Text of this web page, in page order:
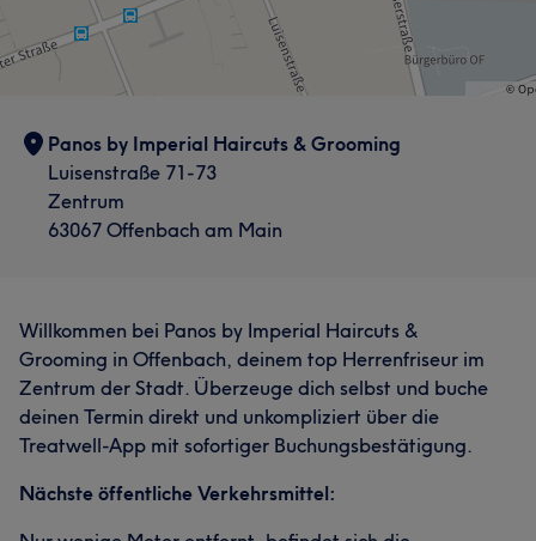
Panos by Imperial Haircuts & Grooming
Luisenstraße 71-73
Zentrum
63067 Offenbach am Main
Willkommen bei Panos by Imperial Haircuts &
Grooming in Offenbach, deinem top Herrenfriseur im
Zentrum der Stadt. Überzeuge dich selbst und buche
deinen Termin direkt und unkompliziert über die
Treatwell-App mit sofortiger Buchungsbestätigung.
Nächste öffentliche Verkehrsmittel: